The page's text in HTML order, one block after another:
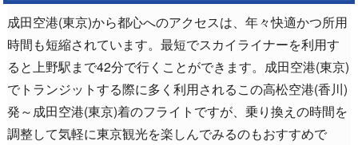
成田空港(東京)から都心へのアクセスは、年々快適かつ所用
時間も短縮されています。最短でスカイライナーを利用す
ると上野駅まで42分で行くことができます。成田空港(東京)
でトランジットする際に多く利用されるこの高松空港(香川)
発～成田空港(東京)着のフライトですが、乗り換えの時間を
調整して気軽に東京観光を楽しんでみるのもおすすめで